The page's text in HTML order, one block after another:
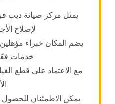
يمثل مركز صيانة ديب
لإصلاح
يضم المكان خبراء
خدمات
مع الاعتماد على قطع
يمكن الاطمئنان للحصول